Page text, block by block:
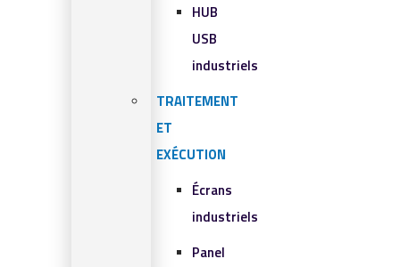
HUB
USB
industriels
TRAITEMENT
ET
EXÉCUTION
Écrans
industriels
Panel